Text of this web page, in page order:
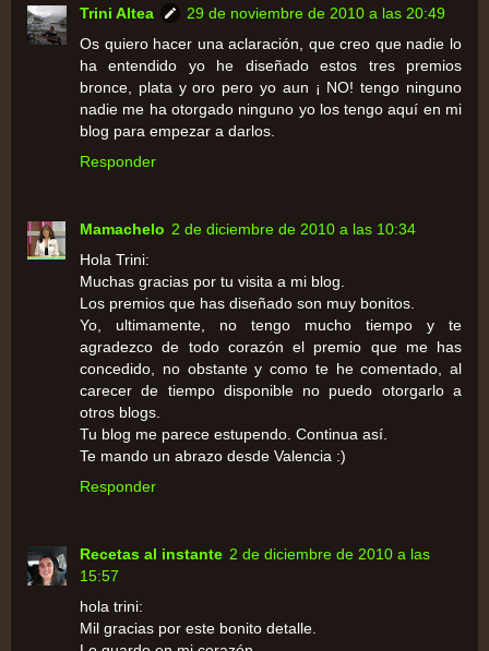
Trini Altea
29 de noviembre de 2010 a las 20:49
Os quiero hacer una aclaración, que creo que nadie lo
ha entendido yo he diseñado estos tres premios
bronce, plata y oro pero yo aun ¡ NO! tengo ninguno
nadie me ha otorgado ninguno yo los tengo aquí en mi
blog para empezar a darlos.
Responder
Mamachelo 2 de diciembre de 2010 a las 10:34
Hola Trini:
Muchas gracias por tu visita a mi blog.
Los premios que has diseñado son muy bonitos.
Yo, ultimamente, no tengo mucho tiempo y te
agradezco de todo corazón el premio que me has
concedido, no obstante y como te he comentado, al
carecer de tiempo disponible no puedo otorgarlo a
otros blogs.
Tu blog me parece estupendo. Continua así.
Te mando un abrazo desde Valencia :)
Responder
Recetas al instante 2 de diciembre de 2010 a las
15:57
hola trini:
Mil gracias por este bonito detalle.